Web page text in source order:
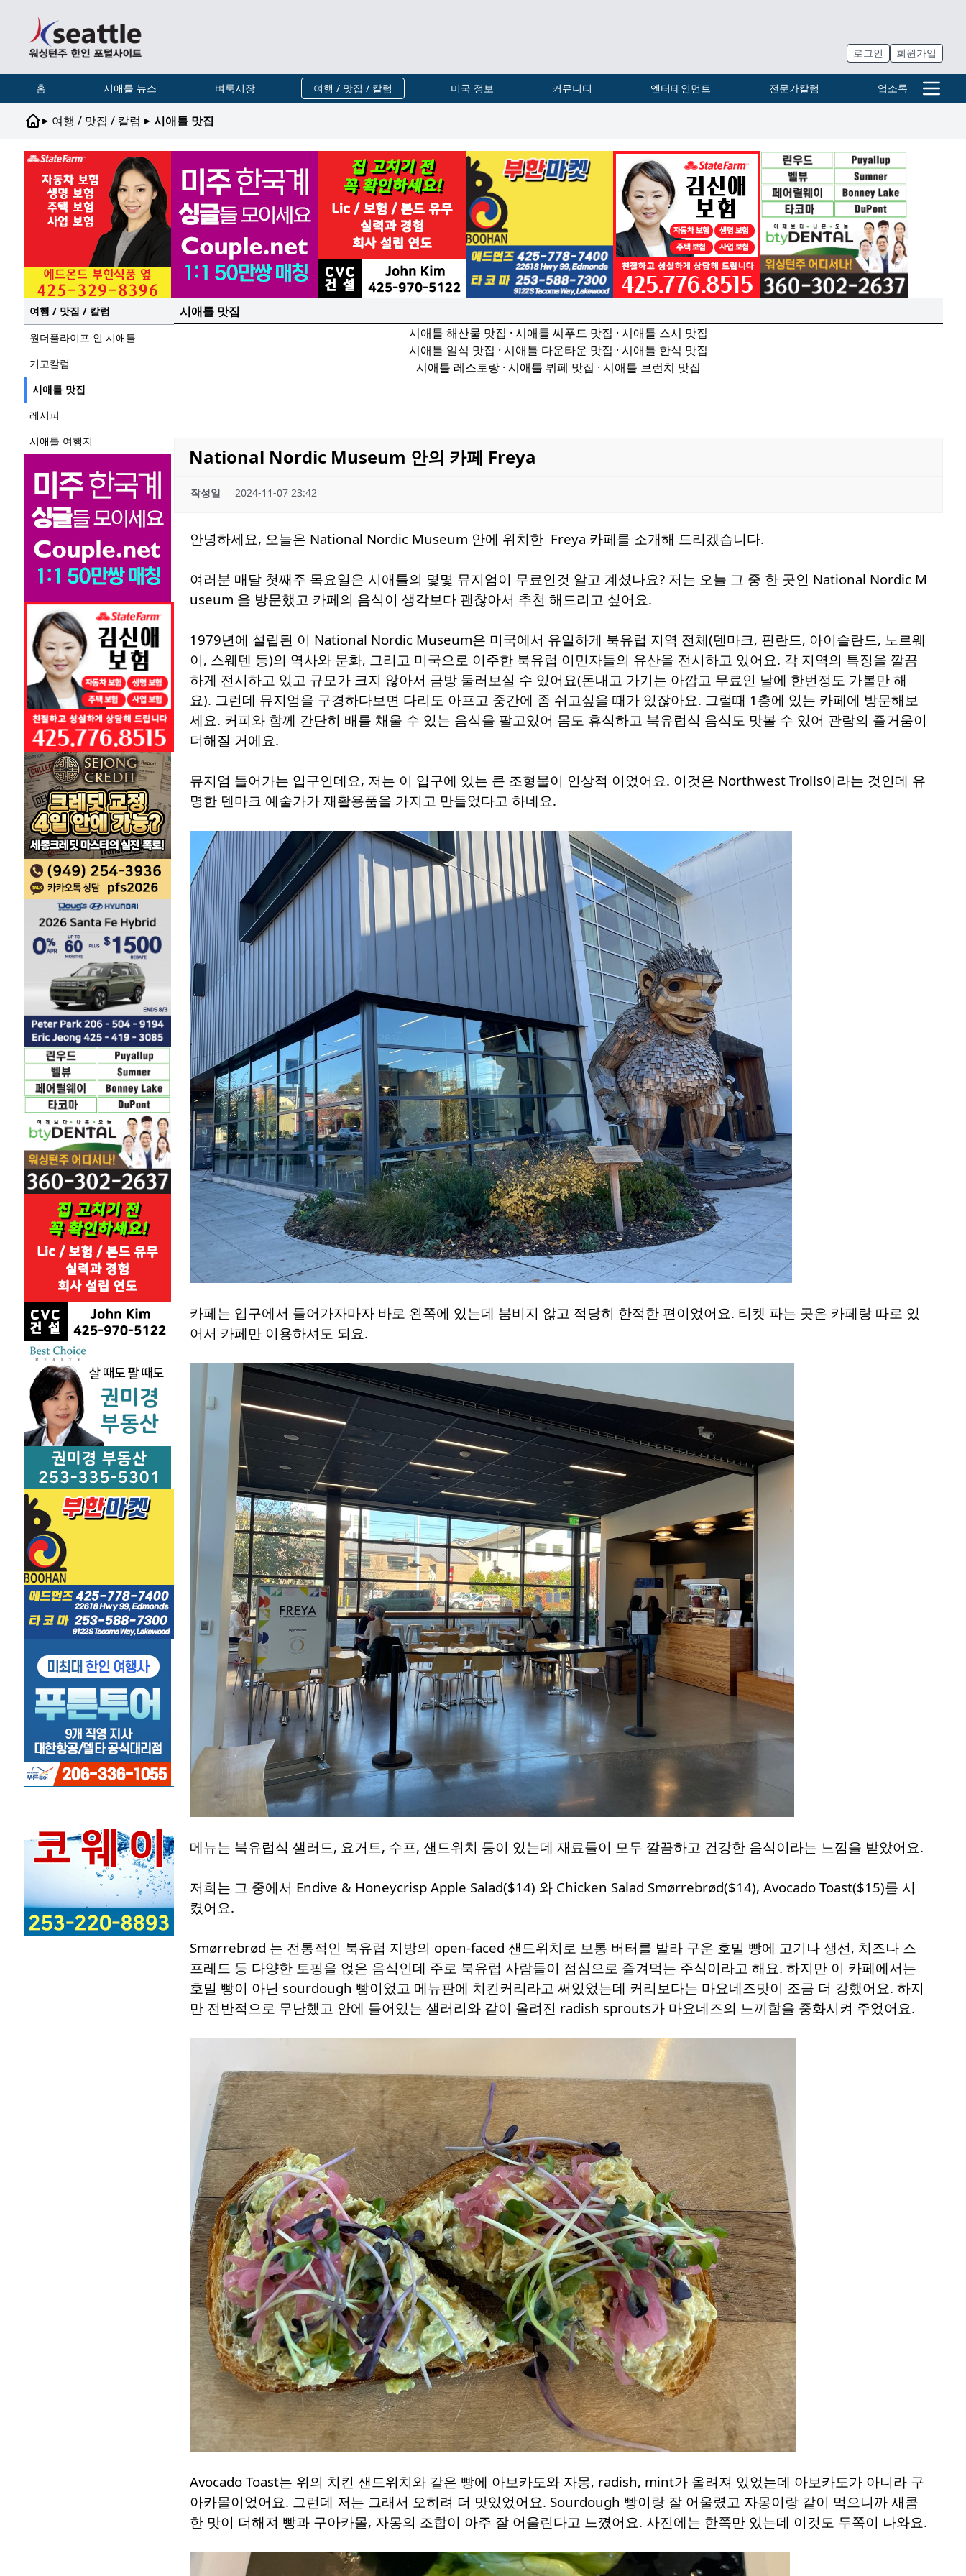
로그인 회원가입
홈 시애틀 뉴스 벼룩시장 여행 / 맛집 / 칼럼 미국 정보 커뮤니티 엔터테인먼트 전문가칼럼 업소록
▸ 여행 / 맛집 / 칼럼 ▸ 시애틀 맛집
여행 / 맛집 / 칼럼
원더풀라이프 인 시애틀
기고칼럼
시애틀 맛집
레시피
시애틀 여행지
시애틀 맛집
시애틀 해산물 맛집 · 시애틀 씨푸드 맛집 · 시애틀 스시 맛집
시애틀 일식 맛집 · 시애틀 다운타운 맛집 · 시애틀 한식 맛집
시애틀 레스토랑 · 시애틀 뷔페 맛집 · 시애틀 브런치 맛집
National Nordic Museum 안의 카페 Freya
작성일 2024-11-07 23:42
안녕하세요, 오늘은 National Nordic Museum 안에 위치한 Freya 카페를 소개해 드리겠습니다.
여러분 매달 첫째주 목요일은 시애틀의 몇몇 뮤지엄이 무료인것 알고 계셨나요? 저는 오늘 그 중 한 곳인 National Nordic M
useum 을 방문했고 카페의 음식이 생각보다 괜찮아서 추천 해드리고 싶어요.
1979년에 설립된 이 National Nordic Museum은 미국에서 유일하게 북유럽 지역 전체(덴마크, 핀란드, 아이슬란드, 노르웨
이, 스웨덴 등)의 역사와 문화, 그리고 미국으로 이주한 북유럽 이민자들의 유산을 전시하고 있어요. 각 지역의 특징을 깔끔
하게 전시하고 있고 규모가 크지 않아서 금방 둘러보실 수 있어요(돈내고 가기는 아깝고 무료인 날에 한번정도 가볼만 해
요). 그런데 뮤지엄을 구경하다보면 다리도 아프고 중간에 좀 쉬고싶을 때가 있잖아요. 그럴때 1층에 있는 카페에 방문해보
세요. 커피와 함께 간단히 배를 채울 수 있는 음식을 팔고있어 몸도 휴식하고 북유럽식 음식도 맛볼 수 있어 관람의 즐거움이
더해질 거에요.
뮤지엄 들어가는 입구인데요, 저는 이 입구에 있는 큰 조형물이 인상적 이었어요. 이것은 Northwest Trolls이라는 것인데 유
명한 덴마크 예술가가 재활용품을 가지고 만들었다고 하네요.
카페는 입구에서 들어가자마자 바로 왼쪽에 있는데 붐비지 않고 적당히 한적한 편이었어요. 티켓 파는 곳은 카페랑 따로 있
어서 카페만 이용하셔도 되요.
메뉴는 북유럽식 샐러드, 요거트, 수프, 샌드위치 등이 있는데 재료들이 모두 깔끔하고 건강한 음식이라는 느낌을 받았어요.
저희는 그 중에서 Endive & Honeycrisp Apple Salad($14) 와 Chicken Salad Smørrebrød($14), Avocado Toast($15)를 시
켰어요.
Smørrebrød 는 전통적인 북유럽 지방의 open-faced 샌드위치로 보통 버터를 발라 구운 호밀 빵에 고기나 생선, 치즈나 스
프레드 등 다양한 토핑을 얹은 음식인데 주로 북유럽 사람들이 점심으로 즐겨먹는 주식이라고 해요. 하지만 이 카페에서는
호밀 빵이 아닌 sourdough 빵이었고 메뉴판에 치킨커리라고 써있었는데 커리보다는 마요네즈맛이 조금 더 강했어요. 하지
만 전반적으로 무난했고 안에 들어있는 샐러리와 같이 올려진 radish sprouts가 마요네즈의 느끼함을 중화시켜 주었어요.
Avocado Toast는 위의 치킨 샌드위치와 같은 빵에 아보카도와 자몽, radish, mint가 올려져 있었는데 아보카도가 아니라 구
아카몰이었어요. 그런데 저는 그래서 오히려 더 맛있었어요. Sourdough 빵이랑 잘 어울렸고 자몽이랑 같이 먹으니까 새콤
한 맛이 더해져 빵과 구아카몰, 자몽의 조합이 아주 잘 어울린다고 느꼈어요. 사진에는 한쪽만 있는데 이것도 두쪽이 나와요.